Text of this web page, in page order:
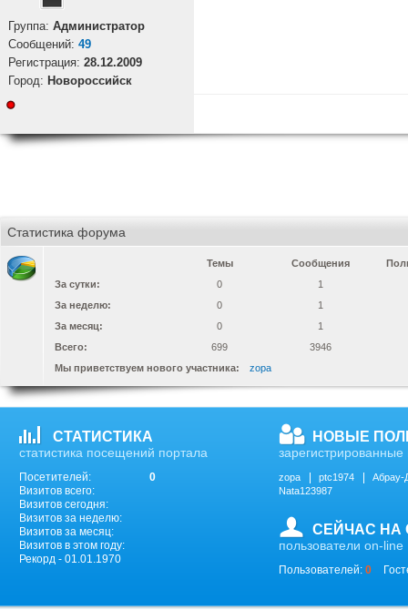
Группа: Администратор
Cообщений: 49
Регистрация: 28.12.2009
Город: Новороссийск
Статистика форума
Темы Сообщения
За сутки:
0
1
За неделю:
0
1
За месяц:
0
1
Всего:
699
3946
Мы приветствуем нового участника:
zopa
СТАТИСТИКА
статистика посещений портала
Посетителей:
0
Визитов всего:
Визитов сегодня:
Визитов за неделю:
Визитов за месяц:
Визитов в этом году:
Рекорд - 01.01.1970
НОВЫЕ
зарегистрированные
zopa ptc1974
Абрау-
Nata123987
СЕЙЧАС НА
пользователи on-line
Пользователей: 0